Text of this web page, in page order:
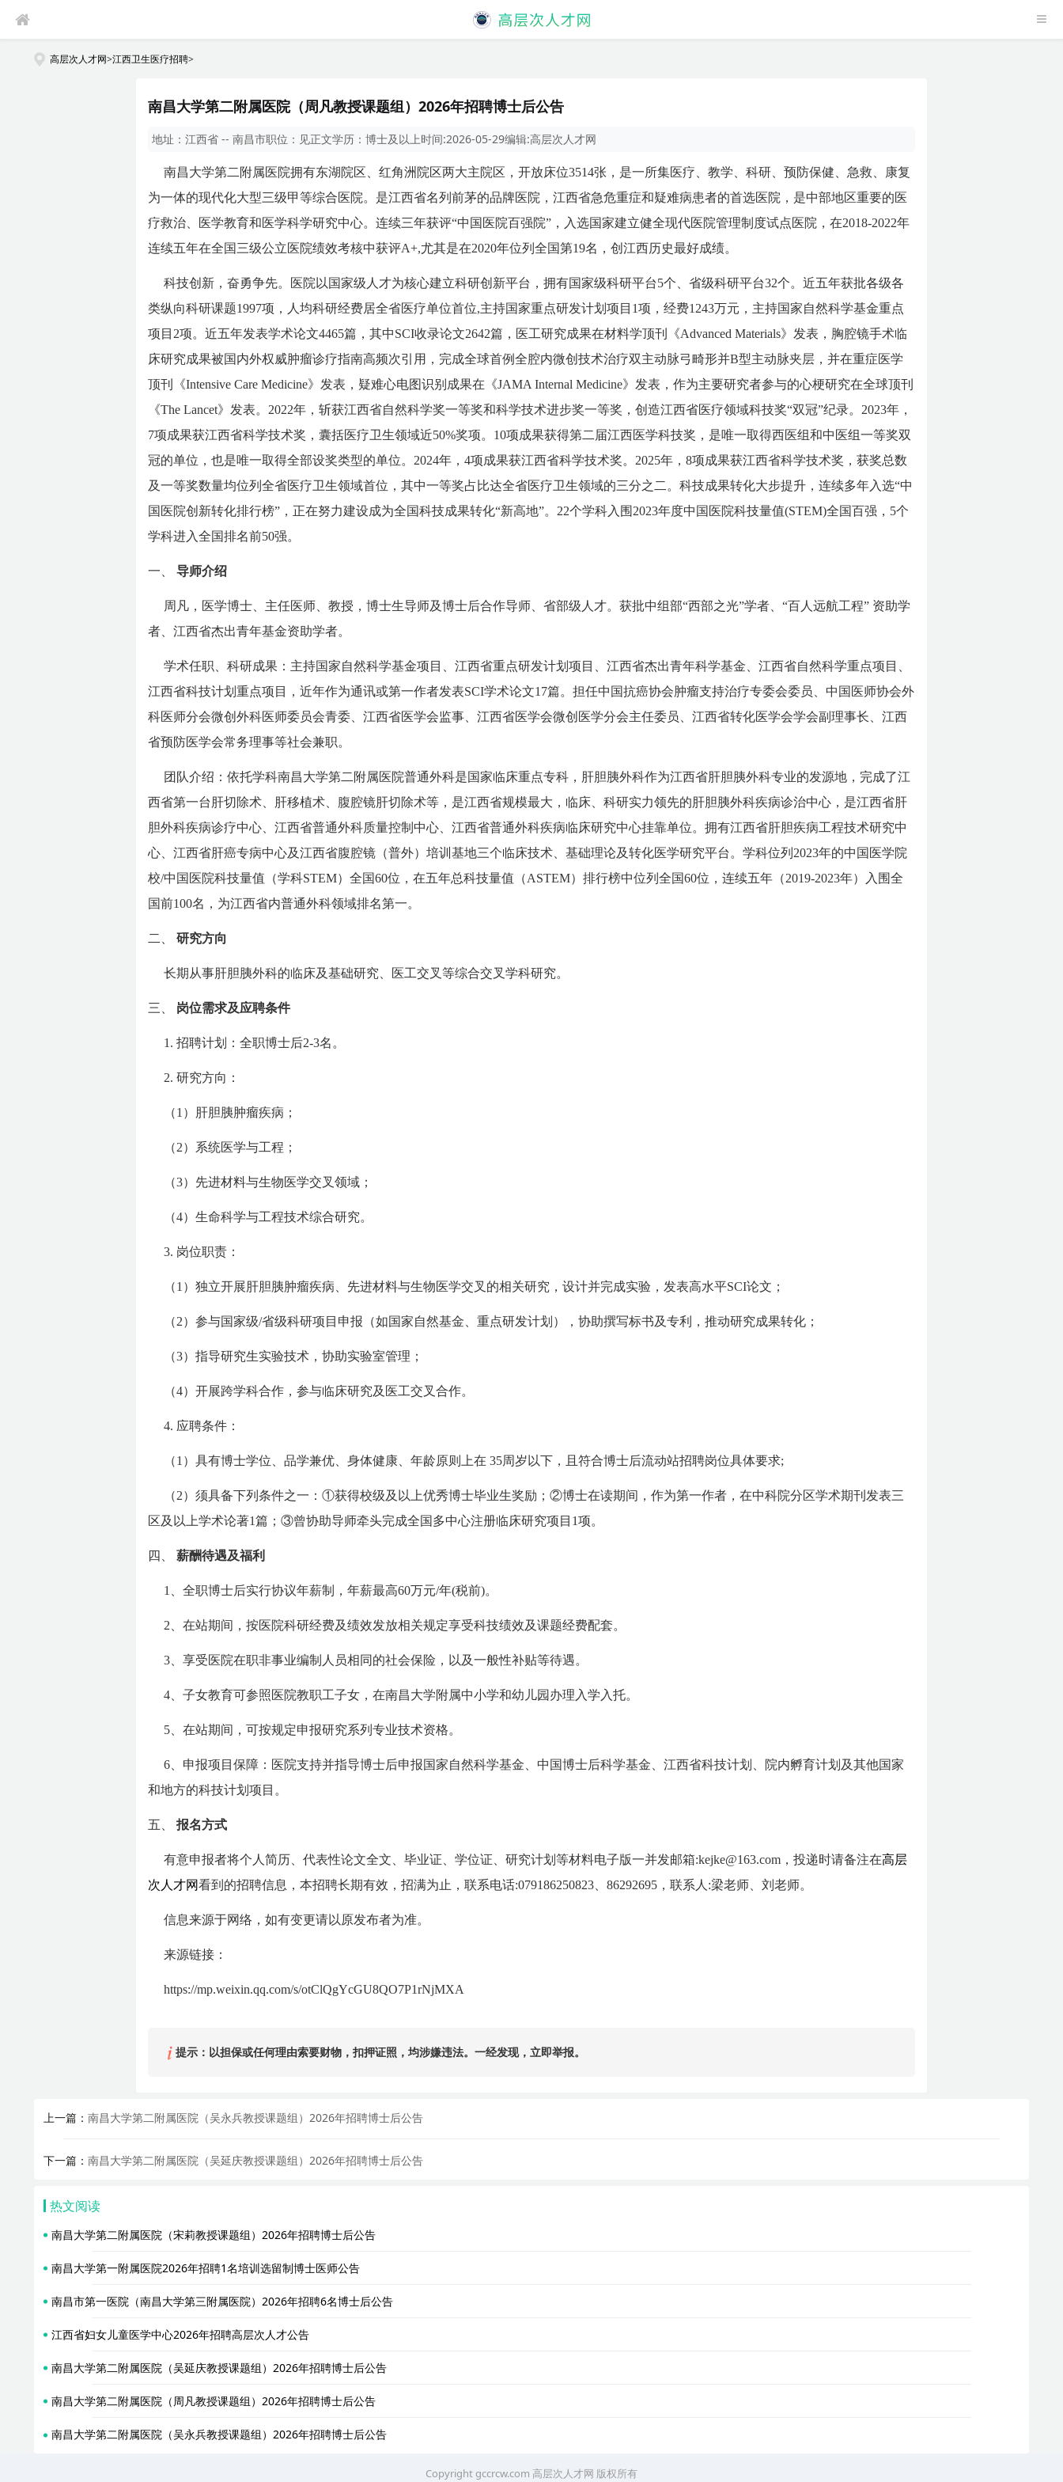
高层次人才网>江西卫生医疗招聘>
南昌大学第二附属医院（周凡教授课题组）2026年招聘博士后公告
地址： 江西省 -- 南昌市职位： 见正文学历： 博士及以上时间:2026-05-29编辑:高层次人才网
南昌大学第二附属医院拥有东湖院区、红角洲院区两大主院区，开放床位3514张，是一所集医疗、教学、科研、预防保健、急救、康复
为一体的现代化大型三级甲等综合医院。是江西省名列前茅的品牌医院，江西省急危重症和疑难病患者的首选医院，是中部地区重要的医
疗救治、医学教育和医学科学研究中心。连续三年获评“中国医院百强院”，入选国家建立健全现代医院管理制度试点医院，在2018-2022年
连续五年在全国三级公立医院绩效考核中获评A+,尤其是在2020年位列全国第19名，创江西历史最好成绩。
科技创新，奋勇争先。医院以国家级人才为核心建立科研创新平台，拥有国家级科研平台5个、省级科研平台32个。近五年获批各级各
类纵向科研课题1997项，人均科研经费居全省医疗单位首位,主持国家重点研发计划项目1项，经费1243万元，主持国家自然科学基金重点
项目2项。近五年发表学术论文4465篇，其中SCI收录论文2642篇，医工研究成果在材料学顶刊《Advanced Materials》发表，胸腔镜手术临
床研究成果被国内外权威肿瘤诊疗指南高频次引用，完成全球首例全腔内微创技术治疗双主动脉弓畸形并B型主动脉夹层，并在重症医学
顶刊《Intensive Care Medicine》发表，疑难心电图识别成果在《JAMA Internal Medicine》发表，作为主要研究者参与的心梗研究在全球顶刊
《The Lancet》发表。2022年，斩获江西省自然科学奖一等奖和科学技术进步奖一等奖，创造江西省医疗领域科技奖“双冠”纪录。2023年，
7项成果获江西省科学技术奖，囊括医疗卫生领域近50%奖项。10项成果获得第二届江西医学科技奖，是唯一取得西医组和中医组一等奖双
冠的单位，也是唯一取得全部设奖类型的单位。2024年，4项成果获江西省科学技术奖。2025年，8项成果获江西省科学技术奖，获奖总数
及一等奖数量均位列全省医疗卫生领域首位，其中一等奖占比达全省医疗卫生领域的三分之二。科技成果转化大步提升，连续多年入选“中
国医院创新转化排行榜”，正在努力建设成为全国科技成果转化“新高地”。22个学科入围2023年度中国医院科技量值(STEM)全国百强，5个
学科进入全国排名前50强。
一、 导师介绍
周凡，医学博士、主任医师、教授，博士生导师及博士后合作导师、省部级人才。获批中组部“西部之光”学者、“百人远航工程” 资助学
者、江西省杰出青年基金资助学者。
学术任职、科研成果：主持国家自然科学基金项目、江西省重点研发计划项目、江西省杰出青年科学基金、江西省自然科学重点项目、
江西省科技计划重点项目，近年作为通讯或第一作者发表SCI学术论文17篇。担任中国抗癌协会肿瘤支持治疗专委会委员、中国医师协会外
科医师分会微创外科医师委员会青委、江西省医学会监事、江西省医学会微创医学分会主任委员、江西省转化医学会学会副理事长、江西
省预防医学会常务理事等社会兼职。
团队介绍：依托学科南昌大学第二附属医院普通外科是国家临床重点专科，肝胆胰外科作为江西省肝胆胰外科专业的发源地，完成了江
西省第一台肝切除术、肝移植术、腹腔镜肝切除术等，是江西省规模最大，临床、科研实力领先的肝胆胰外科疾病诊治中心，是江西省肝
胆外科疾病诊疗中心、江西省普通外科质量控制中心、江西省普通外科疾病临床研究中心挂靠单位。拥有江西省肝胆疾病工程技术研究中
心、江西省肝癌专病中心及江西省腹腔镜（普外）培训基地三个临床技术、基础理论及转化医学研究平台。学科位列2023年的中国医学院
校/中国医院科技量值（学科STEM）全国60位，在五年总科技量值（ASTEM）排行榜中位列全国60位，连续五年（2019-2023年）入围全
国前100名，为江西省内普通外科领域排名第一。
二、 研究方向
长期从事肝胆胰外科的临床及基础研究、医工交叉等综合交叉学科研究。
三、 岗位需求及应聘条件
1. 招聘计划：全职博士后2-3名。
2. 研究方向：
（1）肝胆胰肿瘤疾病；
（2）系统医学与工程；
（3）先进材料与生物医学交叉领域；
（4）生命科学与工程技术综合研究。
3. 岗位职责：
（1）独立开展肝胆胰肿瘤疾病、先进材料与生物医学交叉的相关研究，设计并完成实验，发表高水平SCI论文；
（2）参与国家级/省级科研项目申报（如国家自然基金、重点研发计划），协助撰写标书及专利，推动研究成果转化；
（3）指导研究生实验技术，协助实验室管理；
（4）开展跨学科合作，参与临床研究及医工交叉合作。
4. 应聘条件：
（1）具有博士学位、品学兼优、身体健康、年龄原则上在 35周岁以下，且符合博士后流动站招聘岗位具体要求;
（2）须具备下列条件之一：①获得校级及以上优秀博士毕业生奖励；②博士在读期间，作为第一作者，在中科院分区学术期刊发表三
区及以上学术论著1篇；③曾协助导师牵头完成全国多中心注册临床研究项目1项。
四、 薪酬待遇及福利
1、全职博士后实行协议年薪制，年薪最高60万元/年(税前)。
2、在站期间，按医院科研经费及绩效发放相关规定享受科技绩效及课题经费配套。
3、享受医院在职非事业编制人员相同的社会保险，以及一般性补贴等待遇。
4、子女教育可参照医院教职工子女，在南昌大学附属中小学和幼儿园办理入学入托。
5、在站期间，可按规定申报研究系列专业技术资格。
6、申报项目保障：医院支持并指导博士后申报国家自然科学基金、中国博士后科学基金、江西省科技计划、院内孵育计划及其他国家
和地方的科技计划项目。
五、 报名方式
有意申报者将个人简历、代表性论文全文、毕业证、学位证、研究计划等材料电子版一并发邮箱:kejke@163.com，投递时请备注在高层
次人才网看到的招聘信息，本招聘长期有效，招满为止，联系电话:079186250823、86292695，联系人:梁老师、刘老师。
信息来源于网络，如有变更请以原发布者为准。
来源链接：
https://mp.weixin.qq.com/s/otClQgYcGU8QO7P1rNjMXA
提示：以担保或任何理由索要财物，扣押证照，均涉嫌违法。一经发现，立即举报。
上一篇：南昌大学第二附属医院（吴永兵教授课题组）2026年招聘博士后公告
下一篇：南昌大学第二附属医院（吴延庆教授课题组）2026年招聘博士后公告
热文阅读
南昌大学第二附属医院（宋莉教授课题组）2026年招聘博士后公告
南昌大学第一附属医院2026年招聘1名培训选留制博士医师公告
南昌市第一医院（南昌大学第三附属医院）2026年招聘6名博士后公告
江西省妇女儿童医学中心2026年招聘高层次人才公告
南昌大学第二附属医院（吴延庆教授课题组）2026年招聘博士后公告
南昌大学第二附属医院（周凡教授课题组）2026年招聘博士后公告
南昌大学第二附属医院（吴永兵教授课题组）2026年招聘博士后公告
Copyright gccrcw.com 高层次人才网 版权所有